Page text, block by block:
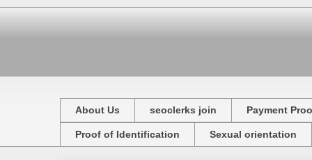
About Us seoclerks join Payment
Proof of Identification Sexual orientation